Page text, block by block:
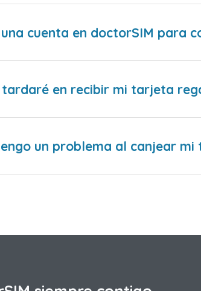
cuenta en doctorSIM para
en recibir mi tarjeta
un problema al canjear mi